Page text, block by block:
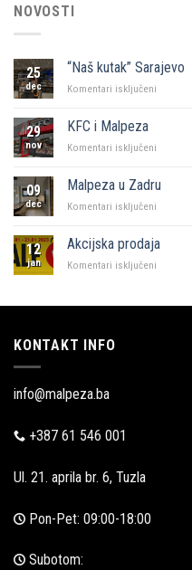
NOVOSTI
25
dec
“Naš kutak” Sarajevo
Komentari isključeni
29
nov
KFC i Malpeza
Komentari isključeni
Malpeza
09
dec
Malpeza u Zadru
Komentari isključeni
Zadru
12
jan
Akcijska prodaja
Komentari isključeni
KONTAKT INFO
info@malpeza.ba
+387 61 546 001
Ul. 21. aprila br. 6, Tuzla
Pon-Pet: 09:00-18:00
Subotom: